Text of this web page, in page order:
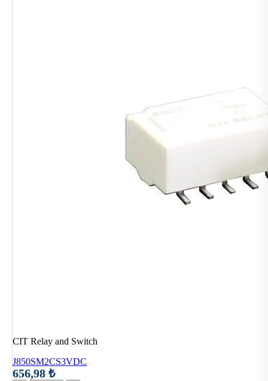
CIT Relay and Switch
J850SM2CS3VDC
656,98 ₺